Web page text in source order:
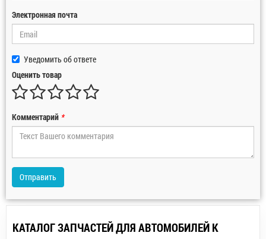
Электронная почта
Уведомить об ответе
Оценить товар
Комментарий *
Отправить
КАТАЛОГ ЗАПЧАСТЕЙ ДЛЯ АВТОМОБИЛЕЙ К